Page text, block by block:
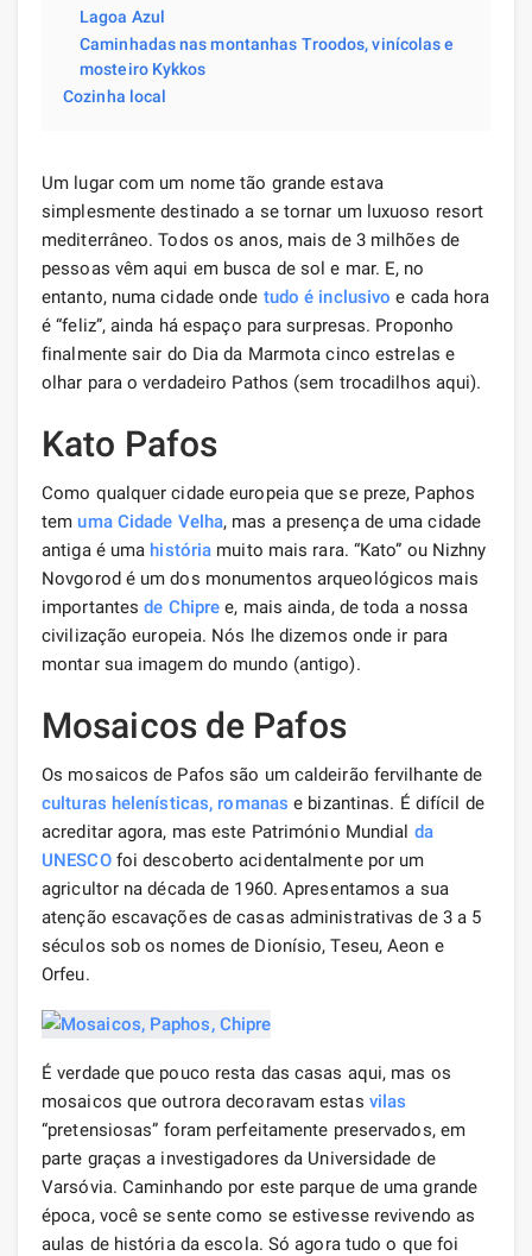
Lagoa Azul
Caminhadas nas montanhas Troodos, vinícolas e
mosteiro Kykkos
Cozinha local
Um lugar com um nome tão grande estava
simplesmente destinado a se tornar um luxuoso resort
mediterrâneo. Todos os anos, mais de 3 milhões de
pessoas vêm aqui em busca de sol e mar. E, no
entanto, numa cidade onde tudo é inclusivo e cada hora
é “feliz”, ainda há espaço para surpresas. Proponho
finalmente sair do Dia da Marmota cinco estrelas e
olhar para o verdadeiro Pathos (sem trocadilhos aqui).
Kato Pafos
Como qualquer cidade europeia que se preze, Paphos
temuma Cidade Velha, mas a presença de uma cidade
antiga é uma história muito mais rara. “Kato” ou Nizhny
Novgorod é um dos monumentos arqueológicos mais
importantesde Chipre e, mais ainda, de toda a nossa
civilização europeia. Nós lhe dizemos onde ir para
montar sua imagem do mundo (antigo).
Mosaicos de Pafos
Os mosaicos de Pafos são um caldeirão fervilhante de
culturas helenísticas, romanas e bizantinas. É difícil de
acreditar agora, mas este Património Mundial da
UNESCOfoi descoberto acidentalmente por um
agricultor na década de 1960. Apresentamos a sua
atenção escavações de casas administrativas de 3 a 5
séculos sob os nomes de Dionísio, Teseu, Aeon e
Orfeu.
É verdade que pouco resta das casas aqui, mas os
mosaicos que outrora decoravam estas vilas
“pretensiosas” foram perfeitamente preservados, em
parte graças a investigadores da Universidade de
Varsóvia. Caminhando por este parque de uma grande
época, você se sente como se estivesse revivendo as
aulas de história da escola. Só agora tudo o que foi